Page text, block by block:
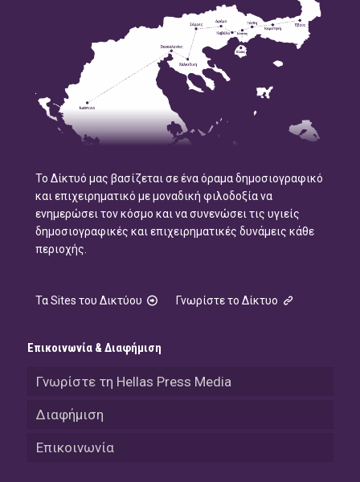
Το Δίκτυό μας βασίζεται σε ένα όραμα δημοσιογραφικό
και επιχειρηματικό με μοναδική φιλοδοξία να
ενημερώσει τον κόσμο και να συνενώσει τις υγιείς
δημοσιογραφικές και επιχειρηματικές δυνάμεις κάθε
περιοχής.
Τα Sites του Δικτύου Γνωρίστε το Δίκτυο
Επικοινωνία & Διαφήμιση
Γνωρίστε τη Hellas Press Media
Διαφήμιση
Επικοινωνία